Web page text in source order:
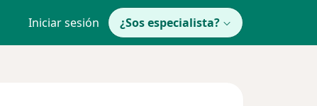
Iniciar sesión ¿Sos especialista?